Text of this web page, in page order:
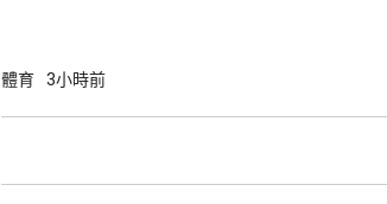
11:2勝出；下一圈將會同南韓的張禹珍爭奪8
和。 男單16強全部產生，日本同南韓各佔...
體育 3小時前